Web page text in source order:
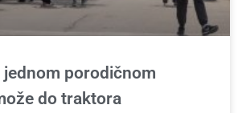
jednom porodičnom
do traktora